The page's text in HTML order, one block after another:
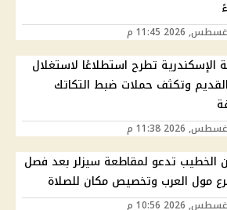
الإسكندرية تطرح استطلاعًا لاستغلال
القديم وتكثف حملات ضبط التكاتك
الخطيب تدعو لمقاطعة سيزلر بعد فصل
مول العرب وتخصيص مكان للصلاة